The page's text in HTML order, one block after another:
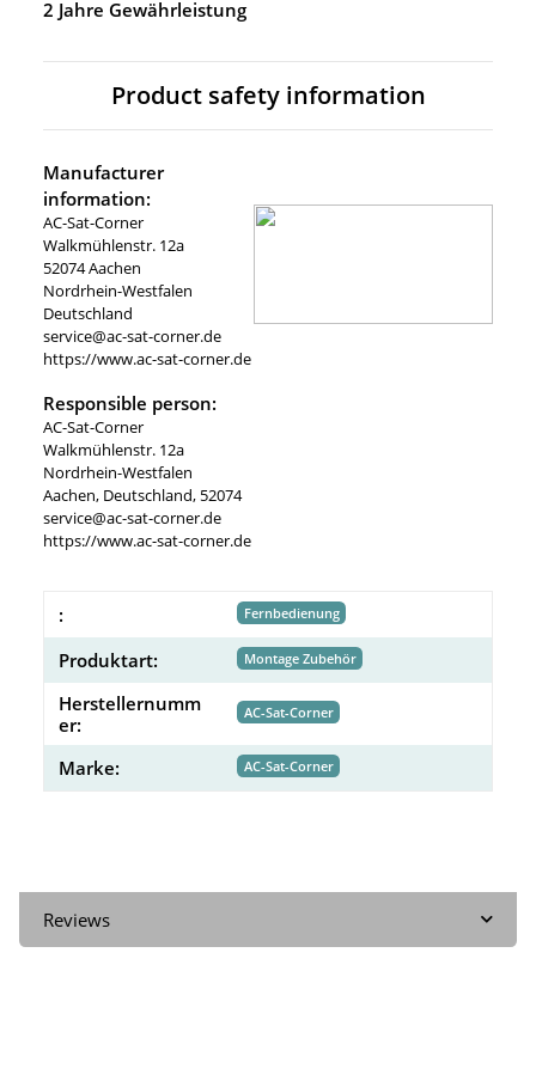
2 Jahre Gewährleistung
Product safety information
Manufacturer
information:
AC-Sat-Corner
Walkmühlenstr. 12a
52074 Aachen
Nordrhein-Westfalen
Deutschland
service@ac-sat-corner.de
https://www.ac-sat-corner.de
Responsible person:
AC-Sat-Corner
Walkmühlenstr. 12a
Nordrhein-Westfalen
Aachen, Deutschland, 52074
service@ac-sat-corner.de
https://www.ac-sat-corner.de
: Fernbedienung
Produktart: Montage Zubehör
Herstellernumm
er:
AC-Sat-Corner
Marke: AC-Sat-Corner
Reviews